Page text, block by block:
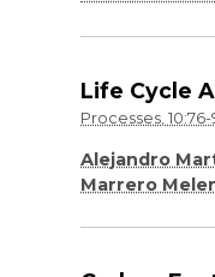
Life Cycle
Processes,
Alejandro
Marrero